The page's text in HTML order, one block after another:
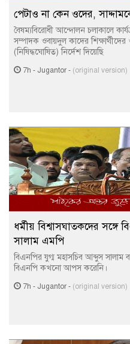
পেটাও না কেন ওদের,
বৈষম্যবিরোধী আন্দোলন চলাকালে
সম্পাদক ওবায়দুল কাদের শিক্ষার্থীদের
(নিষিদ্ধঘোষিত) নির্দেশ দিয়েছি
7h - Jugantor - (original version)
ধর্মীয় বিশ্বাসঘাতকদের
সালাম এমপি
বিএনপির যুগ্ম মহাসচিব আব্দুস
বিএনপি কখনো আপস করেনি।
7h - Jugantor - (original version)